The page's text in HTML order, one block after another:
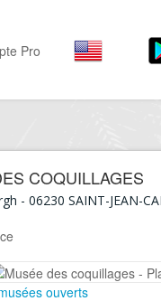
Hôtels, ...
Sortir
Restaurants, ...
Pro
COQUILLAGES
- 06230 SAINT-JEAN-
ouverts